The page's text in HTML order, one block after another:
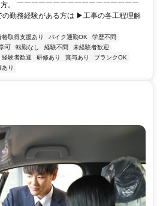
。 ￣￣￣￣￣￣￣￣￣￣￣￣￣￣￣￣￣
の勤務経験がある方は ▶工事の各工程理解
格取得支援あり バイク通勤OK
学歴不問
可 転勤なし 経験不問
未経験者歓迎
経験者歓迎 研修あり 賞与あり
ブランクOK
り